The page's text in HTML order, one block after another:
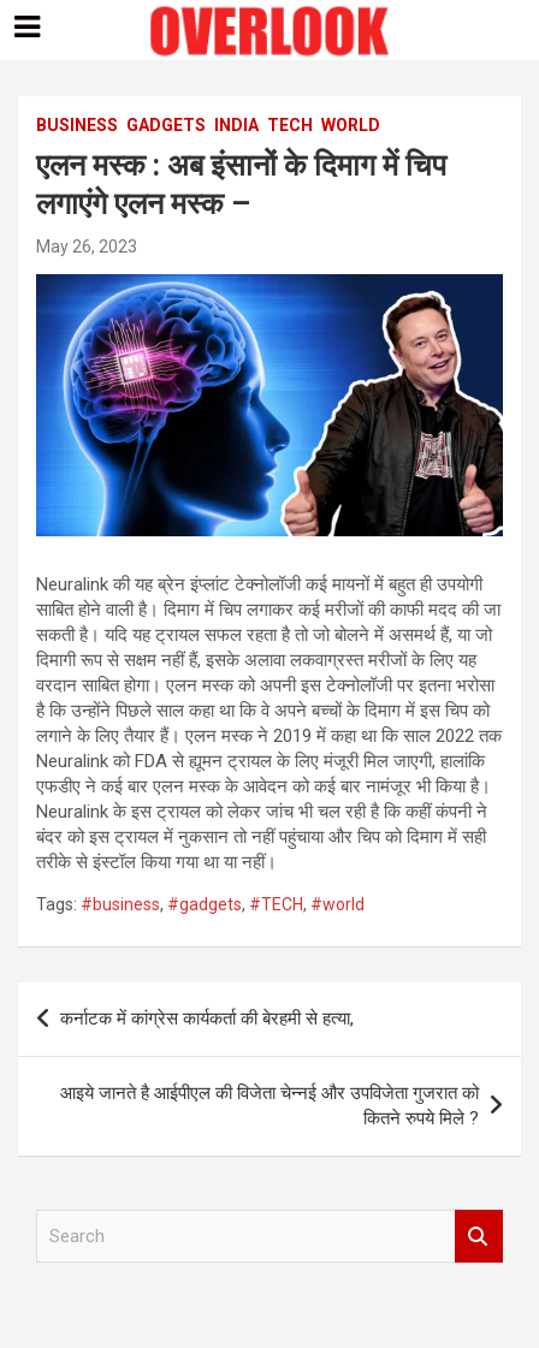
contentBUSINESS GADGETS INDIA TECH WORLD
एलन मस्क : अब इंसानों के दिमाग में चिप
लगाएंगे एलन मस्क –
May 26, 2023
Neuralink की यह ब्रेन इंप्लांट टेक्नोलॉजी कई मायनों में बहुत ही उपयोगी
साबित होने वाली है। दिमाग में चिप लगाकर कई मरीजों की काफी मदद की जा
सकती है। यदि यह ट्रायल सफल रहता है तो जो बोलने में असमर्थ हैं, या जो
दिमागी रूप से सक्षम नहीं हैं, इसके अलावा लकवाग्रस्त मरीजों के लिए यह
वरदान साबित होगा। एलन मस्क को अपनी इस टेक्नोलॉजी पर इतना भरोसा
है कि उन्होंने पिछले साल कहा था कि वे अपने बच्चों के दिमाग में इस चिप को
लगाने के लिए तैयार हैं। एलन मस्क ने 2019 में कहा था कि साल 2022 तक
Neuralink को FDA से ह्यूमन ट्रायल के लिए मंजूरी मिल जाएगी, हालांकि
एफडीए ने कई बार एलन मस्क के आवेदन को कई बार नामंजूर भी किया है।
Neuralink के इस ट्रायल को लेकर जांच भी चल रही है कि कहीं कंपनी ने
बंदर को इस ट्रायल में नुकसान तो नहीं पहुंचाया और चिप को दिमाग में सही
तरीके से इंस्टॉल किया गया था या नहीं।
Tags: #business, #gadgets, #TECH, #world
Post
navigation
कर्नाटक में कांग्रेस कार्यकर्ता की बेरहमी से हत्या,
आइये जानते है आईपीएल की विजेता चेन्नई और उपविजेता गुजरात को
कितने रुपये मिले ?